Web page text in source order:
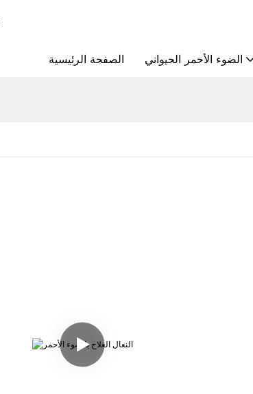
الصفحة الرئيسية الضوء الأحمر الحيواني